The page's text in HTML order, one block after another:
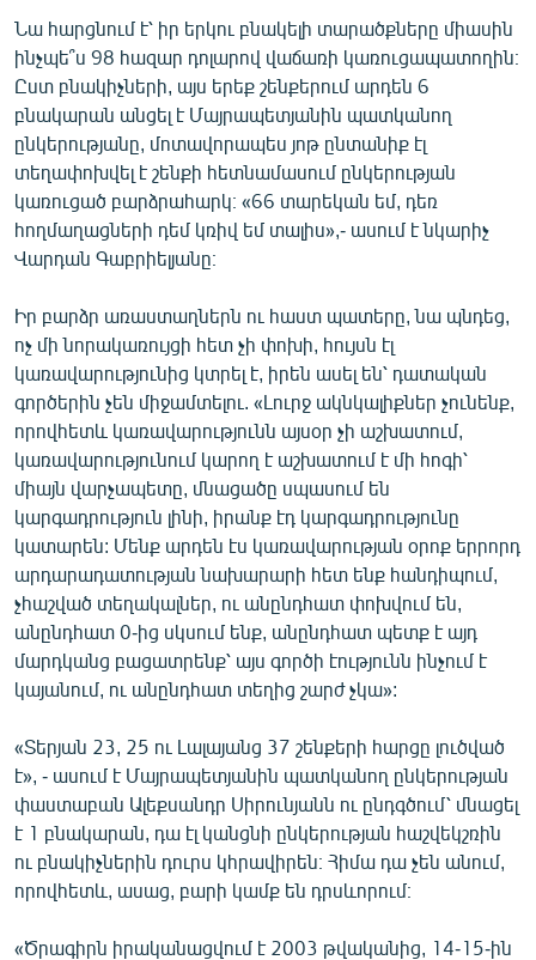
Նա հարցնում է՝ իր երկու բնակելի տարածքները միասին
ինչպե՞ս 98 հազար դոլարով վաճառի կառուցապատողին։
Ըստ բնակիչների, այս երեք շենքերում արդեն 6
բնակարան անցել է Մայրապետյանին պատկանող
ընկերությանը, մոտավորապես յոթ ընտանիք էլ
տեղափոխվել է շենքի հետնամասում ընկերության
կառուցած բարձրահարկ։ «66 տարեկան եմ, դեռ
հողմաղացների դեմ կռիվ եմ տալիս»,- ասում է նկարիչ
Վարդան Գաբրիելյանը։
Իր բարձր առաստաղներն ու հաստ պատերը, նա պնդեց,
ոչ մի նորակառույցի հետ չի փոխի, հույսն էլ
կառավարությունից կտրել է, իրեն ասել են՝ դատական
գործերին չեն միջամտելու. «Լուրջ ակնկալիքներ չունենք,
որովհետև կառավարությունն այսօր չի աշխատում,
կառավարությունում կարող է աշխատում է մի հոգի՝
միայն վարչապետը, մնացածը սպասում են
կարգադրություն լինի, իրանք էդ կարգադրությունը
կատարեն: Մենք արդեն էս կառավարության օրոք երրորդ
արդարադատության նախարարի հետ ենք հանդիպում,
չհաշված տեղակալներ, ու անընդհատ փոխվում են,
անընդհատ 0-ից սկսում ենք, անընդհատ պետք է այդ
մարդկանց բացատրենք՝ այս գործի էությունն ինչում է
կայանում, ու անընդհատ տեղից շարժ չկա»:
«Տերյան 23, 25 ու Լալայանց 37 շենքերի հարցը լուծված
է», - ասում է Մայրապետյանին պատկանող ընկերության
փաստաբան Ալեքսանդր Սիրունյանն ու ընդգծում՝ մնացել
է 1 բնակարան, դա էլ կանցնի ընկերության հաշվեկշռին
ու բնակիչներին դուրս կհրավիրեն։ Հիմա դա չեն անում,
որովհետև, ասաց, բարի կամք են դրսևորում։
«Ծրագիրն իրականացվում է 2003 թվականից, 14-15-ին